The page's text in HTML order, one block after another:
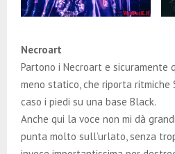
Necroart
Partono i Necroart e sicuramente
meno statico, che riporta ritmiche
caso i piedi su una base Black.
Anche qui la voce non mi dà
punta molto sull’urlato, senza